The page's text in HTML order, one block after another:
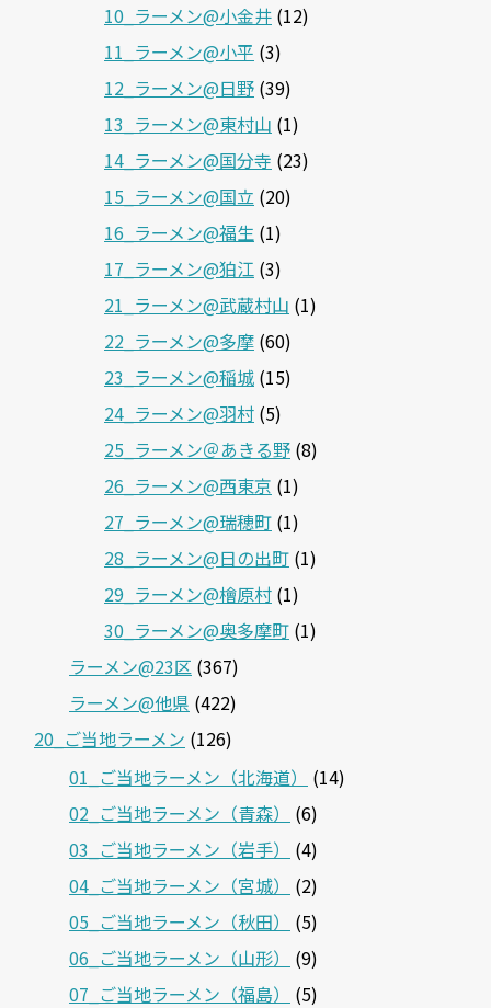
10_ラーメン@小金井 (12)
11_ラーメン@小平 (3)
12_ラーメン@日野 (39)
13_ラーメン@東村山 (1)
14_ラーメン@国分寺 (23)
15_ラーメン@国立 (20)
16_ラーメン@福生 (1)
17_ラーメン@狛江 (3)
21_ラーメン@武蔵村山 (1)
22_ラーメン@多摩 (60)
23_ラーメン@稲城 (15)
24_ラーメン@羽村 (5)
25_ラーメン＠あきる野 (8)
26_ラーメン@西東京 (1)
27_ラーメン@瑞穂町 (1)
28_ラーメン@日の出町 (1)
29_ラーメン@檜原村 (1)
30_ラーメン@奥多摩町 (1)
ラーメン@23区 (367)
ラーメン@他県 (422)
20_ご当地ラーメン (126)
01_ご当地ラーメン（北海道）
(14)
02_ご当地ラーメン（青森）
(6)
03_ご当地ラーメン（岩手）
(4)
04_ご当地ラーメン（宮城）
(2)
05_ご当地ラーメン（秋田）
(5)
06_ご当地ラーメン（山形）
(9)
07_ご当地ラーメン（福島）
(5)